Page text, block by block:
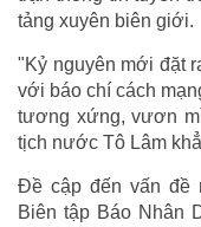
tảng xuyên biên giới.
"Kỷ nguyên mới đặt
với báo chí cách
tương xứng, vươn
tịch nước Tô Lâm
Đề cập đến vấn đề
Biên tập Báo Nhân